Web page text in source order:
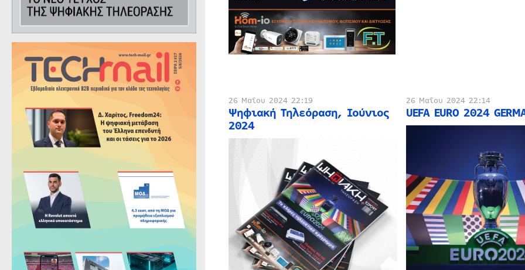
26 Μαΐου 2024 22:19
Ψηφιακή Τηλεόραση, Ιούνιος
2024
26 Μαΐου 2024 22:14
UEFA EURO 2024